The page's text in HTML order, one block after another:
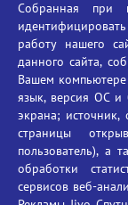
Противодействие
Социальные ролики -
Противодействие
БГУ против наркотиков
Собранная при
работу нашего
данного сайта,
Вашем
язык, версия ОС и
экрана; источник,
страницы
пользователь), а
обработки
сервисов веб-